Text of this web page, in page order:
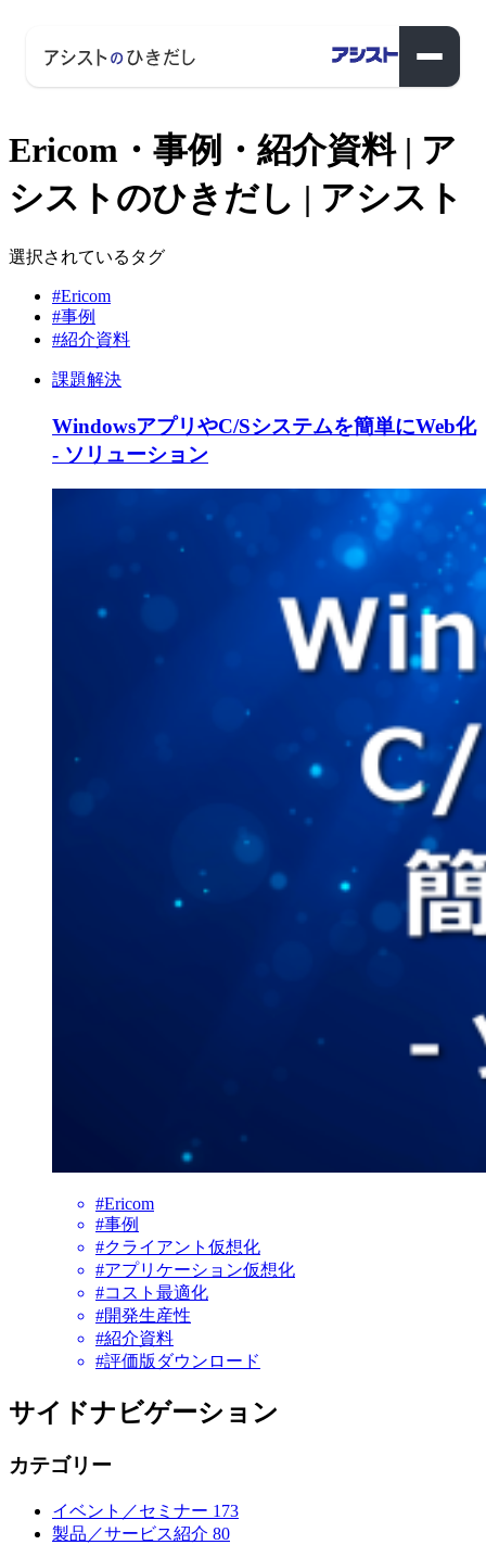
Ericom・事例・紹介資料 | ア
シストのひきだし | アシスト
選択されているタグ
#Ericom
#事例
#紹介資料
課題解決
WindowsアプリやC/Sシステムを簡単にWeb化
- ソリューション
#Ericom
#事例
#クライアント仮想化
#アプリケーション仮想化
#コスト最適化
#開発生産性
#紹介資料
#評価版ダウンロード
サイドナビゲーション
カテゴリー
イベント／セミナー 173
製品／サービス紹介 80